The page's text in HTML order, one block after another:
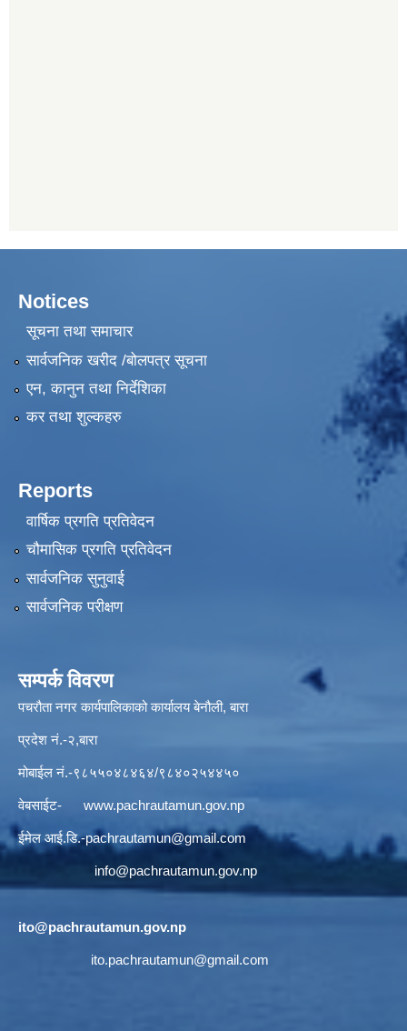
Notices
सूचना तथा समाचार
सार्वजनिक खरीद /बोलपत्र सूचना
एन, कानुन तथा निर्देशिका
कर तथा शुल्कहरु
Reports
वार्षिक प्रगति प्रतिवेदन
चौमासिक प्रगति प्रतिवेदन
सार्वजनिक सुनुवाई
सार्वजनिक परीक्षण
सम्पर्क विवरण
पचरौता नगर कार्यपालिकाको कार्यालय बेनौली, बारा
प्रदेश नं.-२,बारा
मोबाईल नं.-९८५५०४८४६४/९८४०२५४४५०
वेबसाईट- www.pachrautamun.gov.np
ईमेल आई.डि.-pachrautamun@gmail.com
info@pachrautamun.gov.np
ito@pachrautamun.gov.np
ito.pachrautamun@gmail.com